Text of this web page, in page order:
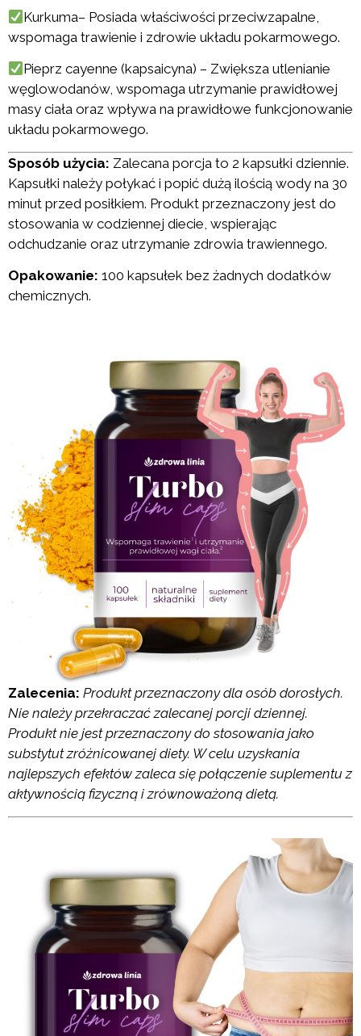
Kurkuma– Posiada właściwości przeciwzapalne,
wspomaga trawienie i zdrowie układu pokarmowego.
Pieprz cayenne (kapsaicyna) – Zwiększa utlenianie
węglowodanów, wspomaga utrzymanie prawidłowej
masy ciała oraz wpływa na prawidłowe funkcjonowanie
układu pokarmowego.
Sposób użycia: Zalecana porcja to 2 kapsułki dziennie.
Kapsułki należy połykać i popić dużą ilością wody na 30
minut przed posiłkiem. Produkt przeznaczony jest do
stosowania w codziennej diecie, wspierając
odchudzanie oraz utrzymanie zdrowia trawiennego.
Opakowanie: 100 kapsułek bez żadnych dodatków
chemicznych.
Zalecenia: Produkt przeznaczony dla osób dorosłych.
Nie należy przekraczać zalecanej porcji dziennej.
Produkt nie jest przeznaczony do stosowania jako
substytut zróżnicowanej diety. W celu uzyskania
najlepszych efektów zaleca się połączenie suplementu z
aktywnością fizyczną i zrównoważoną dietą.